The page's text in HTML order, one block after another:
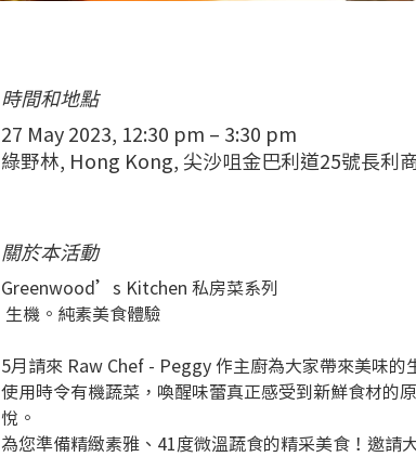
時間和地點
27 May 2023, 12:30 pm – 3:30 pm
綠野林, Hong Kong, 尖沙咀金巴利道25號長利
關於本活動
Greenwood’s Kitchen 私房菜系列
生機。純素美食體驗
5月請來 Raw Chef - Peggy 作主廚為大家帶來美味的
使用時令有機蔬菜，喚醒味蕾真正感受到新鮮食材的
悅。
為您準備精緻素雅、41度微溫蔬食的精采美食！邀請